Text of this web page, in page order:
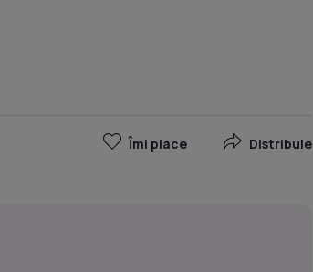
Îmi place Distribuie